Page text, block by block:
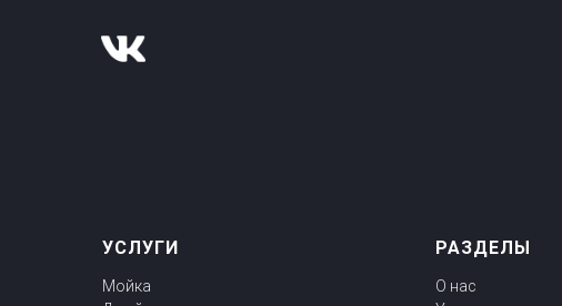
УСЛУГИ
Мойка
РАЗДЕЛЫ
О нас